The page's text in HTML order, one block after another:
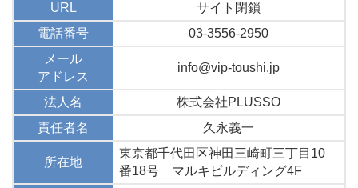
URL
サイト閉鎖
電話番号
03-3556-2950
メール
アドレス
info@vip-toushi.jp
法人名
株式会社PLUSSO
責任者名
久永義一
所在地
東京都千代田区神田三崎町三丁目10
番18号 マルキビルディング4F